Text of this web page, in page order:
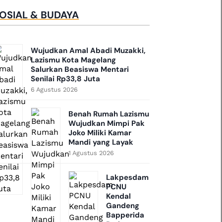
& BUDAYA
Wujudkan Amal Abadi Muzakki,
Lazismu Kota Magelang
Salurkan Beasiswa Mentari
Senilai Rp33,8 Juta
6 Agustus 2026
Benah Rumah Lazismu
Wujudkan Mimpi Pak
Joko Miliki Kamar
Mandi yang Layak
1 Agustus 2026
Lakpesdam
PCNU
Kendal
Gandeng
Bapperida